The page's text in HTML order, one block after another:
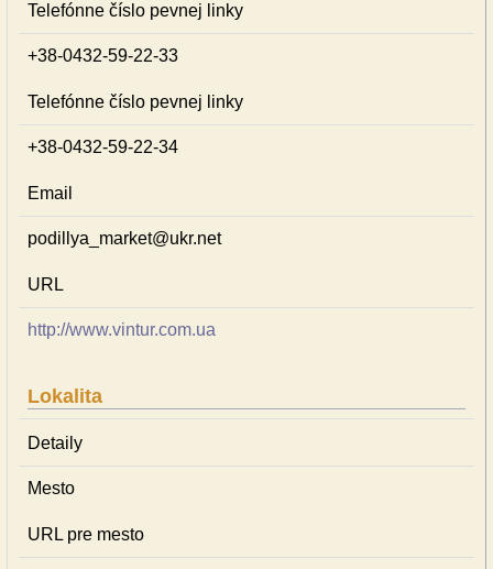
Telefónne číslo pevnej linky
+38-0432-59-22-33
Telefónne číslo pevnej linky
+38-0432-59-22-34
Email
podillya_market@ukr.net
URL
http://www.vintur.com.ua
Lokalita
Detaily
Mesto
URL pre mesto